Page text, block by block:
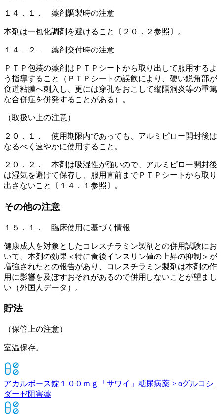
１４．１． 薬剤調製時の注意
本剤は一包化調剤を避けること〔２０．２参照〕。
１４．２． 薬剤交付時の注意
ＰＴＰ包装の薬剤はＰＴＰシートから取り出して服用するよ
う指導すること（ＰＴＰシートの誤飲により、硬い鋭角部が
食道粘膜へ刺入し、更には穿孔をおこして縦隔洞炎等の重篤
な合併症を併発することがある）。
（取扱い上の注意）
２０．１． 使用期限内であっても、アルミピロー開封後は
なるべく速やかに使用すること。
２０．２． 本剤は吸湿性が強いので、アルミピロー開封後
は湿気を避けて保存し、服用直前までＰＴＰシートから取り
出さないこと〔１４．１参照〕。
その他の注意
１５．１． 臨床使用に基づく情報
健康成人を対象としたコレスチラミン製剤との併用試験にお
いて、本剤の効果＜特に食後インスリン値の上昇の抑制＞が
増強されたとの報告があり、コレスチラミン製剤は本剤の作
用に影響を及ぼすおそれがあるので併用しないことが望まし
い（外国人データ）。
貯法
（保管上の注意）
室温保存。
アカルボース錠１００ｍｇ「サワイ」 糖尿病薬 > αグルコシ
ダーゼ阻害薬